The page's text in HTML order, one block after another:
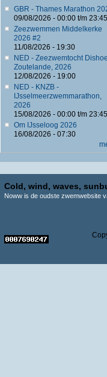
GBR - Thames Marathon
09/08/2026 - 00:00t/m 23:45
Zeezwemmen Middelkerke
2026 #2
11/08/2026 - 19:30
NED - Zeezwemtocht
Zoutelande, 2026
12/08/2026 - 19:00
NED - KNZB -
IJsselmeerzwemmarathon,
2026
15/08/2026 - 00:00t/m 23:45
Om IJsseloog 2026
16/08/2026 - 07:30
Cold, wind, waves,
Noww is de oudste zwemwebsite